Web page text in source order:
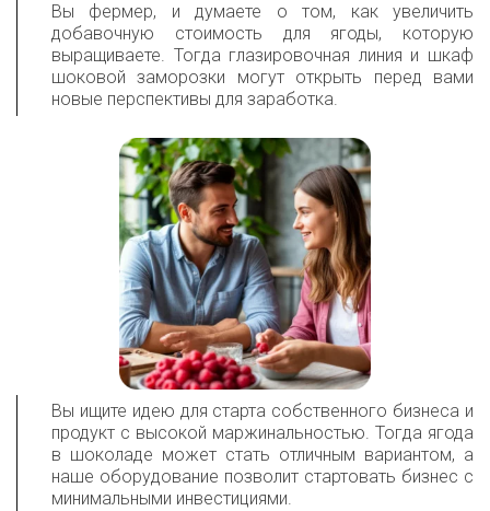
Вы фермер, и думаете о том, как увеличить
добавочную стоимость для ягоды, которую
выращиваете. Тогда глазировочная линия и шкаф
шоковой заморозки могут открыть перед вами
новые перспективы для заработка.
Вы ищите идею для старта собственного бизнеса и
продукт с высокой маржинальностью. Тогда ягода
в шоколаде может стать отличным вариантом, а
наше оборудование позволит стартовать бизнес с
минимальными инвестициями.